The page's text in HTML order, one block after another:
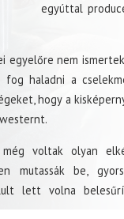
egyúttal
nem
fog haladni a
hogy a
voltak olyan
mutassák be,
lett volna